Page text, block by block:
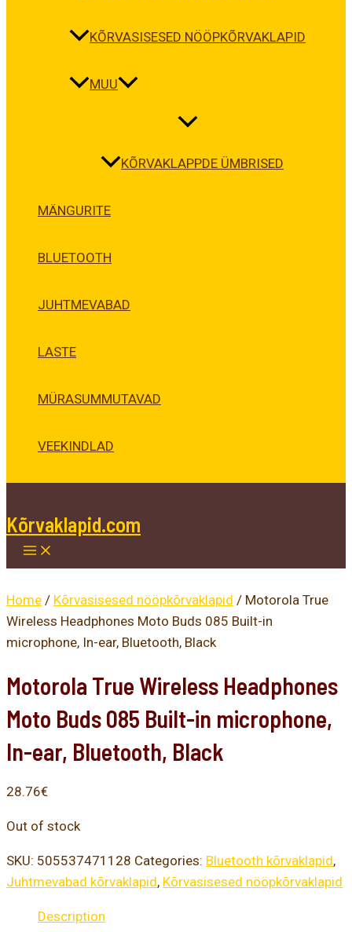
KÕRVASISESED NÖÖPKÕRVAKLAPID
MUU
KÕRVAKLAPPDE ÜMBRISED
MÄNGURITE
BLUETOOTH
JUHTMEVABAD
LASTE
MÜRASUMMUTAVAD
VEEKINDLAD
Kõrvaklapid.com
Home / Kõrvasisesed nööpkõrvaklapid / Motorola True
Wireless Headphones Moto Buds 085 Built-in
microphone, In-ear, Bluetooth, Black
Motorola True Wireless Headphones
Moto Buds 085 Built-in microphone,
In-ear, Bluetooth, Black
28.76€
Out of stock
SKU: 505537471128 Categories: Bluetooth kõrvaklapid,
Juhtmevabad kõrvaklapid, Kõrvasisesed nööpkõrvaklapid
Description